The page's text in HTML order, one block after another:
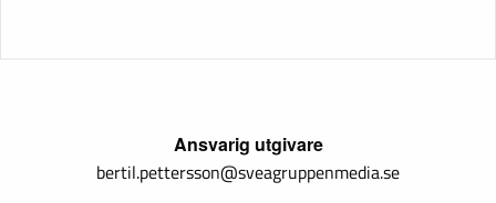
Ansvarig utgivare
bertil.pettersson@sveagruppenmedia.se